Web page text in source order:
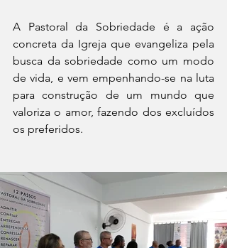
A Pastoral da Sobriedade é a ação
concreta da Igreja que evangeliza pela
busca da sobriedade como um modo
de vida, e vem empenhando-se na luta
para construção de um mundo que
valoriza o amor, fazendo dos excluídos
os preferidos.